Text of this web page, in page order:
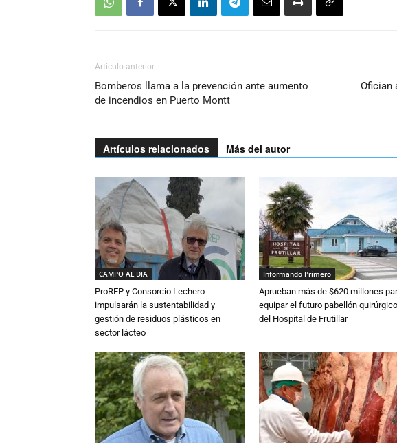
Artículo anterior
Bomberos llama a la prevención ante aumento
de incendios en Puerto Montt
Ofician
Artículos relacionados Más del autor
CAMPO AL DIA
ProREP y Consorcio Lechero
impulsarán la sustentabilidad y
gestión de residuos plásticos en
sector lácteo
Informando Primero
Aprueban más de $620 millones
equipar el futuro pabellón quirúrgico
del Hospital de Frutillar